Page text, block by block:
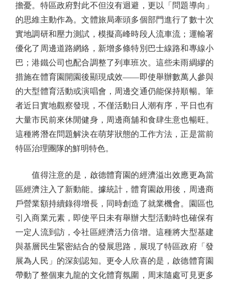
擔憂。特區政府對此不但沒有迴避，更以「問題導向」
的思維主動作為。文體旅局牽頭多個部門進行了數十次
實地調研和壓力測試，模擬高峰時段人流車流；運輸署
優化了周邊道路網絡，新增多條特別巴士線路和專線小
巴；港鐵公司也配合調整了列車班次。這些未雨綢繆的
措施在體育園開園後顯現成效——即使舉辦數萬人參與
的大型體育活動或演唱會，周邊交通仍能保持順暢。筆
者近日實地觀察發現，不僅活動日人潮有序，平日也有
大量市民前來休閒健身，周邊商舖和食肆生意也暢旺。
這種將潛在問題解決在萌芽狀態的工作方法，正是當前
特區治理團隊的鮮明特色。
值得注意的是，啟德體育園的經濟溢出效應更為當
區經濟注入了新動能。據統計，體育園啟用後，周邊商
戶營業額持續錄得增長，同時創造了就業機會。園區也
引入商業元素，即使平日未有舉辦大型活動時也確保有
一定人流到訪，令社區經濟活力倍增。這種將大型基建
與基層民生緊密結合的發展思路，展現了特區政府「發
展為人民」的深刻認知。更令人欣喜的是，啟德體育園
帶動了整個東九龍的文化體育氛圍，周末隨處可見更多